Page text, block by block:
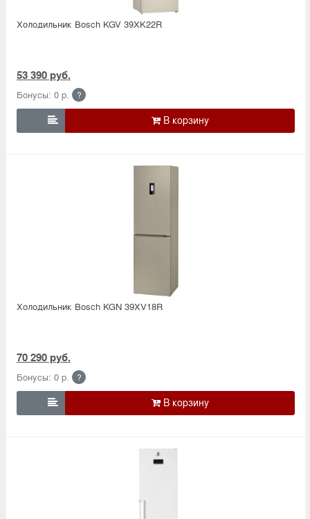
Холодильник Bosсh KGV 39XK22R
53 390 руб.
Бонусы: 0 р. ?

Холодильник Bosсh KGN 39XV18R
70 290 руб.
Бонусы: 0 р. ?
